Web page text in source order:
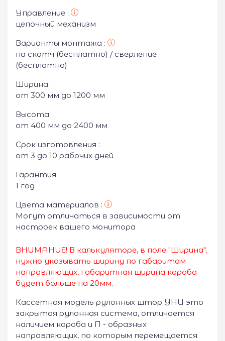
Управление :
цепочный механизм
Варианты монтажа :
на скотч (бесплатно) / сверление
(бесплатно)
Ширина :
от 300 мм до 1200 мм
Высота :
от 400 мм до 2400 мм
Срок изготовления :
от 3 до 10 рабочих дней
Гарантия :
1 год
Цвета материалов :
Могут отличаться в зависимости от
настроек вашего монитора
ВНИМАНИЕ! В калькуляторе, в поле "Ширина",
нужно указывать ширину по габаритам
направляющих, габаритная ширина короба
будет больше на 20мм.
Кассетная модель рулонных штор УНИ это
закрытая рулонная система, отличается
наличием короба и П - образных
направляющих, по которым перемещается